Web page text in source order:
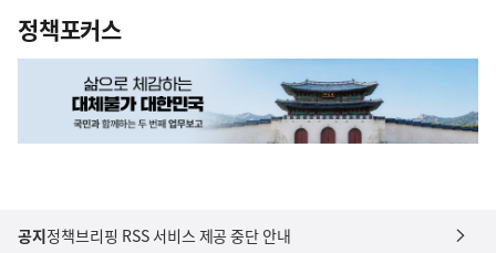
정책포커스
공지정책브리핑 RSS 서비스 제공 중단 안내